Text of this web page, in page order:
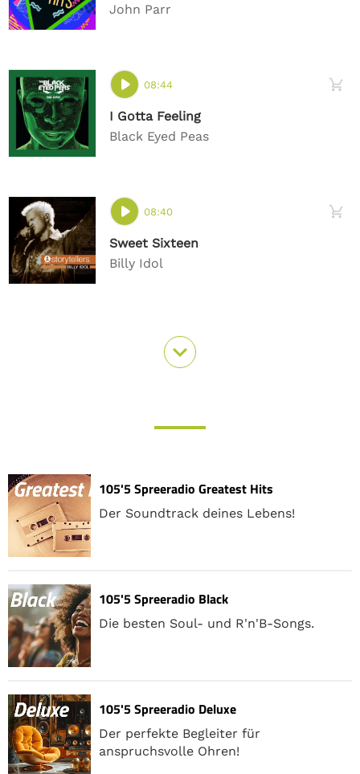
John Parr
08:44
I Gotta Feeling
Black Eyed Peas
08:40
Sweet Sixteen
Billy Idol
105'5 Spreeradio Greatest Hits
Der Soundtrack deines Lebens!
105'5 Spreeradio Black
Die besten Soul- und R'n'B-Songs.
105'5 Spreeradio Deluxe
Der perfekte Begleiter für
anspruchsvolle Ohren!